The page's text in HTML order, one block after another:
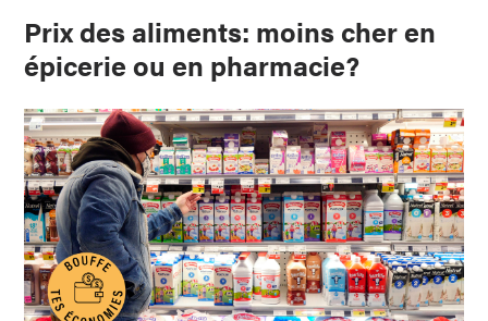
Prix des aliments: moins cher en
épicerie ou en pharmacie?